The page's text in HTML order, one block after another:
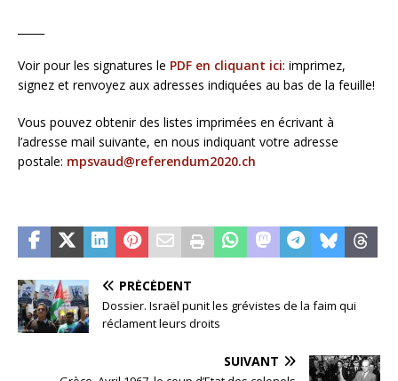
Voir pour les signatures le PDF en cliquant ici: imprimez,
signez et renvoyez aux adresses indiquées au bas de la feuille!
Vous pouvez obtenir des listes imprimées en écrivant à
l’adresse mail suivante, en nous indiquant votre adresse
postale: mpsvaud@referendum2020.ch
PRÉCÉDENT
Dossier. Israël punit les grévistes de la faim qui
réclament leurs droits
SUIVANT